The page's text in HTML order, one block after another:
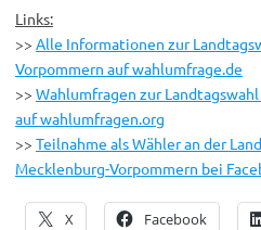
Links:
>> Alle Informationen zur
Vorpommern auf wahlumfrage.de
>> Wahlumfragen zur
auf wahlumfragen.org
>> Teilnahme als Wähler an der
Mecklenburg-Vorpommern bei
X Facebook